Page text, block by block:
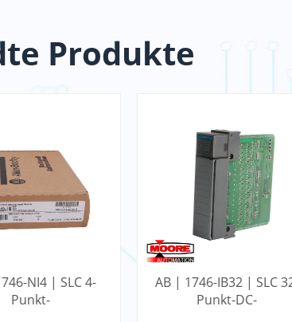
Produkte
NI4 | SLC 4-
Punkt-
AB | 1746-IB32 | SLC
Punkt-DC-